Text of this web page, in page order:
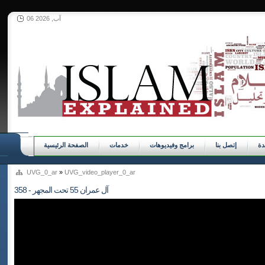
06 آب, 2026
الصفحة الرئيسية خدمات برامج وفيديوهات إتصل بنا
UVG_0_ar » UVG_video_player_0_ar
358 - آل عمران 55 تحت المجهر